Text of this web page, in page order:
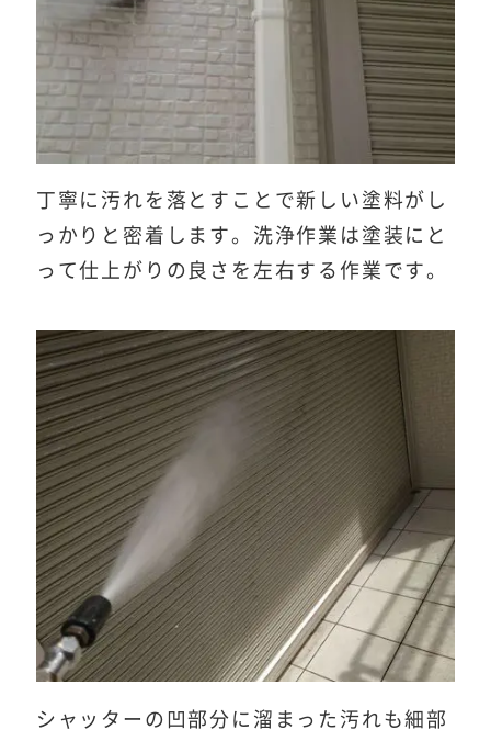
丁寧に汚れを落とすことで新しい塗料がし
っかりと密着します。洗浄作業は塗装にと
って仕上がりの良さを左右する作業です。
シャッターの凹部分に溜まった汚れも細部